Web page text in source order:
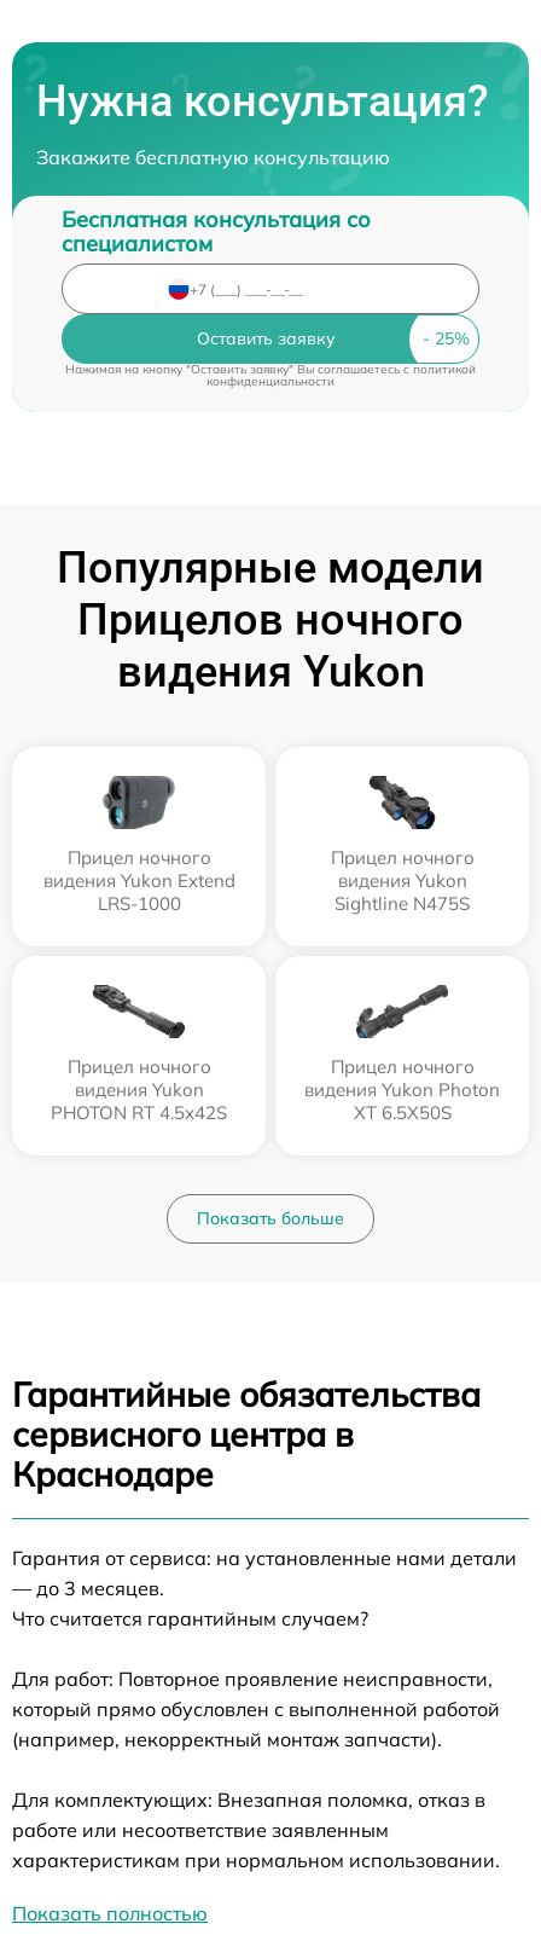
Нужна консультация?
Закажите бесплатную консультацию
Бесплатная консультация со
специалистом
Оставить заявку
Нажимая на кнопку "Оставить заявку" Вы соглашаетесь c политикой
конфиденциальности
Популярные модели
Прицелов ночного
видения Yukon
Прицел ночного
видения Yukon Extend
LRS-1000
Прицел ночного
видения Yukon
Sightline N475S
Прицел ночного
видения Yukon
PHOTON RT 4.5x42S
Прицел ночного
видения Yukon Photon
XT 6.5X50S
Показать больше
Гарантийные обязательства
сервисного центра в
Краснодаре
Гарантия от сервиса: на установленные нами детали
— до 3 месяцев.
Что считается гарантийным случаем?
Для работ: Повторное проявление неисправности,
который прямо обусловлен с выполненной работой
(например, некорректный монтаж запчасти).
Для комплектующих: Внезапная поломка, отказ в
работе или несоответствие заявленным
характеристикам при нормальном использовании.
Показать полностью